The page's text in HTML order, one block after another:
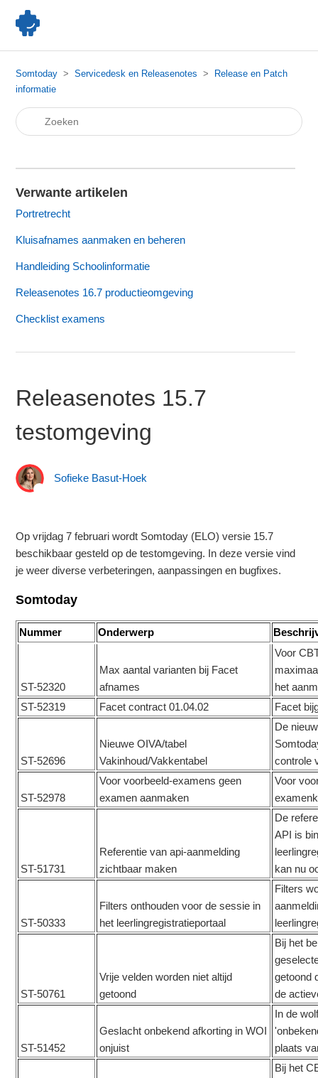
Somtoday Servicedesk en Releasenotes
Release en Patch
informatie
Verwante artikelen
Portretrecht
Kluisafnames aanmaken en beheren
Handleiding Schoolinformatie
Releasenotes 16.7 productieomgeving
Checklist examens
Releasenotes 15.7
testomgeving
Sofieke Basut-Hoek
Op vrijdag 7 februari wordt Somtoday (ELO) versie 15.7
beschikbaar gesteld op de testomgeving. In deze versie vind
je weer diverse verbeteringen, aanpassingen en bugfixes.
Somtoday
Nummer Onderwerp
ST-52320
Max aantal varianten bij Facet
afnames
Voor
het
ST-52319
Facet contract 01.04.02 Facet
ST-52696
Nieuwe OIVA/tabel
Vakinhoud/Vakkentabel
De
controle
ST-52978
Voor voorbeeld-examens geen
examen aanmaken
Voor
ST-51731
Referentie van api-aanmelding
zichtbaar maken
De
API is
kan nu
ST-50333
Filters onthouden voor de sessie in
het leerlingregistratieportaal
Filters
ST-50761
Vrije velden worden niet altijd
getoond
Bij het
getoond
de
ST-51452
Geslacht onbekend afkorting in WOI
onjuist
In de
plaats
Bij het